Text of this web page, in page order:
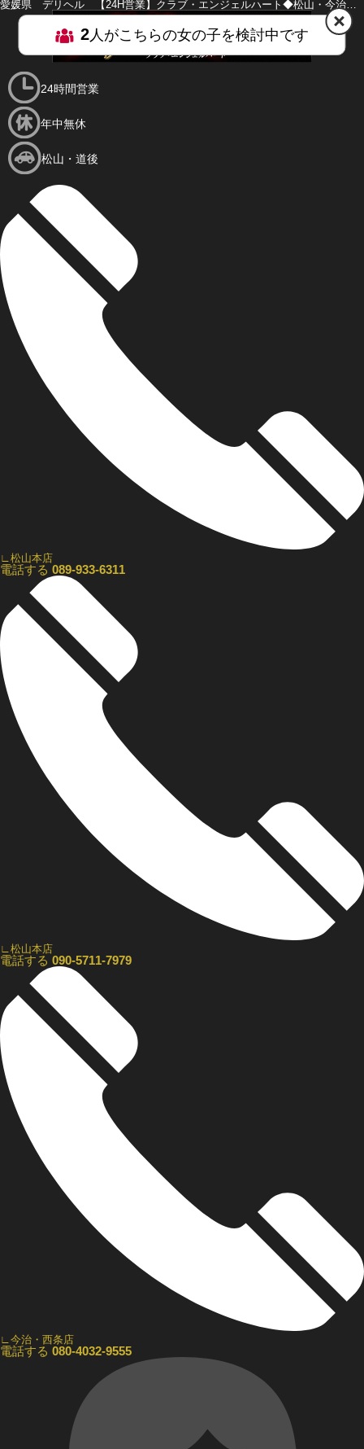
愛媛県 デリヘル 【24H営業】クラブ・エンジェルハート◆松山・今治・西条店◆
MENU
24時間営業
年中無休
松山・道後
∟松山本店
電話する 089-933-6311
∟松山本店
電話する 090-5711-7979
∟今治・西条店
電話する 080-4032-9555
2人がこちらの女の子を検討中です